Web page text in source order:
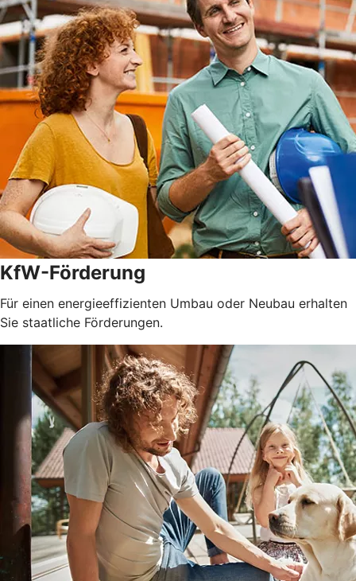
KfW-Förderung
Für einen energieeffizienten Umbau oder Neubau erhalten
Sie staatliche Förderungen.